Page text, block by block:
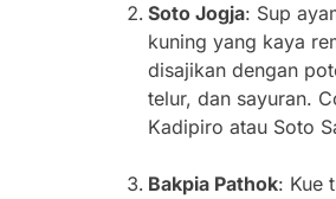
Soto Jogja: Sup
kuning yang kaya
disajikan dengan
telur, dan sayuran.
Kadipiro atau Soto
Bakpia Pathok: Kue